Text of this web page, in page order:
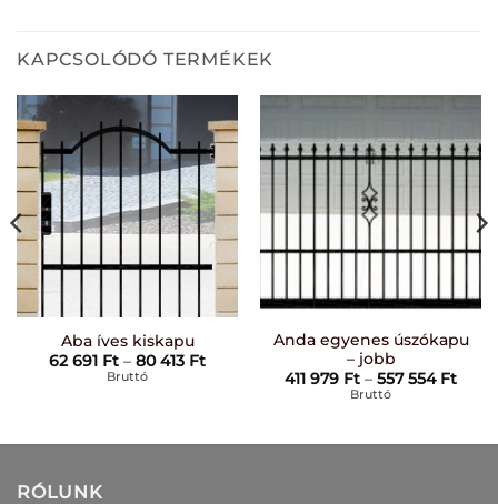
KAPCSOLÓDÓ TERMÉKEK
Aba íves kiskapu
62 691 Ft – 80 413 FtÁrtartomány:
Bruttó
Anda egyenes úszókapu
– jobb
411 979 Ft – 557 554 Ft
554
Bruttó
RÓLUNK